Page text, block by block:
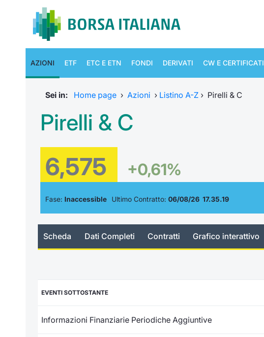
AZIONI ETF ETC E ETN FONDI DERIVATI CW E CERTIFICATI
Sei in: Home page › Azioni › Listino A-Z › Pirelli & C
Pirelli & C
6,575 +0,61%
Fase: Inaccessible Ultimo Contratto: 06/08/26 17.35.19
Scheda Dati Completi Contratti Grafico interattivo
EVENTI SOTTOSTANTE
Informazioni Finanziarie Periodiche Aggiuntive